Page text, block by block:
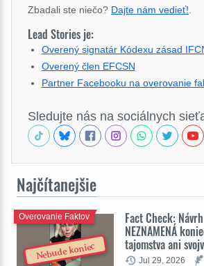
Zbadali ste niečo? Dajte nám vedieť!
Lead Stories je:
Overený signatár Kódexu zásad
Overený člen EFCSN
Partner Facebooku na overovanie
Sledujte nás na sociálnych
Najčítanejšie
Nebude koniec
Fact Check:
NEZNAMENÁ
tajomstva ani
Overovanie Faktov
Jul 29, 2026